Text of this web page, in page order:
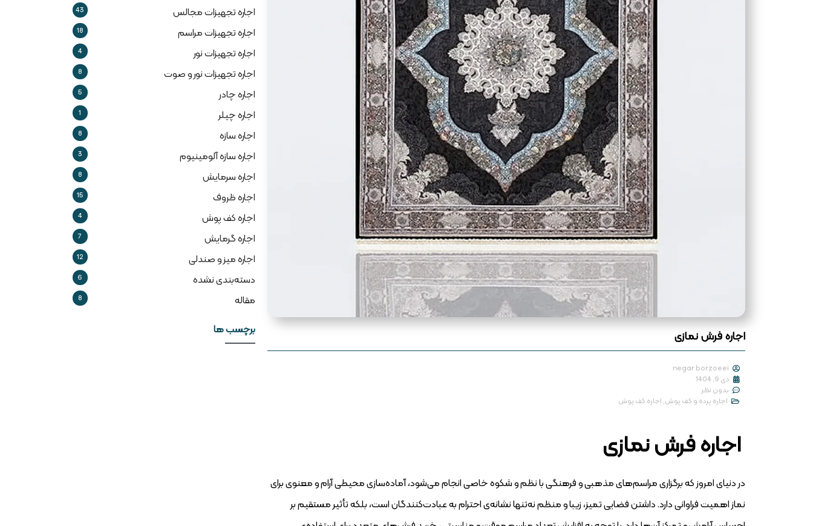
اجاره فرش نمازی
negar borzoeei
دی 9, 1404
بدون نظر
اجاره پرده و کف پوش, اجاره کف پوش
اجاره فرش نمازی
در دنیای امروز که برگزاری مراسم‌های مذهبی و فرهنگی با نظم و شکوه خاصی انجام می‌شود، آماده‌سازی محیطی آرام و معنوی برای
نماز اهمیت فراوانی دارد. داشتن فضایی تمیز، زیبا و منظم نه‌تنها نشانه‌ی احترام به عبادت‌کنندگان است، بلکه تأثیر مستقیم بر
اجاره تجهیزات مجالس 43
اجاره تجهیزات مراسم 18
اجاره تجهیزات نور 4
اجاره تجهیزات نور و صوت 8
اجاره چادر 5
اجاره چیلر 1
اجاره سازه 8
اجاره سازه آلومینیوم 3
اجاره سرمایش 8
اجاره ظروف 15
اجاره کف پوش 4
اجاره گرمایش 7
اجاره میز و صندلی 12
دسته‌بندی نشده 6
مقاله 8
برچسب ها